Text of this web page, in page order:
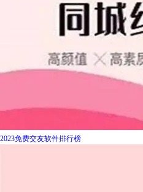
2023免费交友软件排行榜